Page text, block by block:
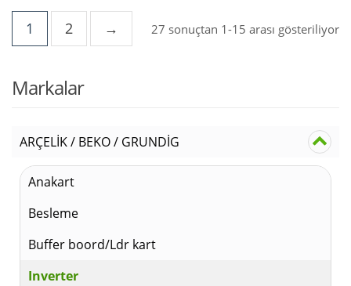
27 sonuçtan 1-15 arası gösteriliyor
1 2 →
Markalar
ARÇELİK / BEKO / GRUNDİG
Anakart
Besleme
Buffer boord/Ldr kart
Inverter